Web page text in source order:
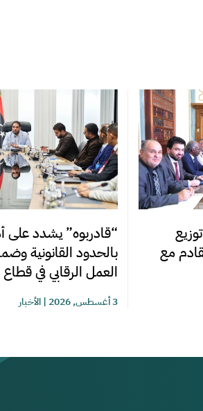
مع
“قادربوه” يشدد على
بالحدود القانونية
العمل الرقابي في
3 أغسطس, 2026 |الأخبار